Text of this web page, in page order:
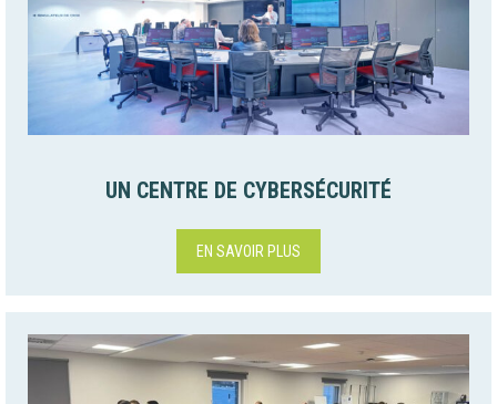
UN CENTRE DE CYBERSÉCURITÉ
EN SAVOIR PLUS